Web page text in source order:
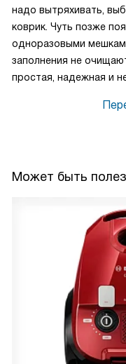
Может быть
надо вытряхивать,
коврик. Чуть позже
одноразовыми
заполнения не
простая, надежная и